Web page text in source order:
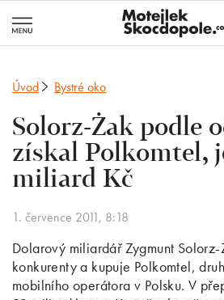
Úvod Bystré oko
Solorz-Żak podle
získal Polkomtel,
miliard Kč
1. července 2011, 8:18
Dolarový miliardář Zygmunt
konkurenty a kupuje Polkomtel,
mobilního operátora v Polsku. V